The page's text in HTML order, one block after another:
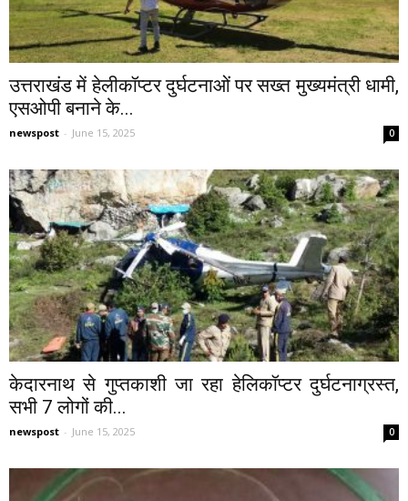
उत्तराखंड में हेलीकॉप्टर दुर्घटनाओं पर सख्त मुख्यमंत्री धामी,
एसओपी बनाने के...
newspost - June 15, 2025 0
केदारनाथ से गुप्तकाशी जा रहा हेलिकॉप्टर दुर्घटनाग्रस्त,
सभी 7 लोगों की...
newspost - June 15, 2025 0